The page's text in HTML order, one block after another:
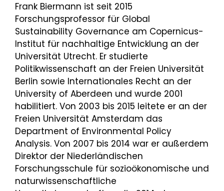
Frank Biermann ist seit 2015
Forschungsprofessor für Global
Sustainability Governance am Copernicus-
Institut für nachhaltige Entwicklung an der
Universität Utrecht. Er studierte
Politikwissenschaft an der Freien Universität
Berlin sowie Internationales Recht an der
University of Aberdeen und wurde 2001
habilitiert. Von 2003 bis 2015 leitete er an der
Freien Universität Amsterdam das
Department of Environmental Policy
Analysis. Von 2007 bis 2014 war er außerdem
Direktor der Niederländischen
Forschungsschule für sozioökonomische und
naturwissenschaftliche